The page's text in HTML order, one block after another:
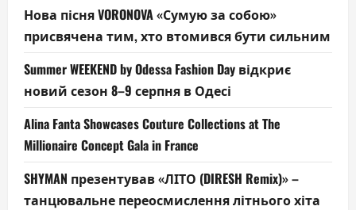
Нова пісня VORONOVA «Сумую за собою»
присвячена тим, хто втомився бути сильним
Summer WEEKEND by Odessa Fashion Day відкриє
новий сезон 8–9 серпня в Одесі
Alina Fanta Showcases Couture Collections at The
Millionaire Concept Gala in France
SHYMAN презентував «ЛІТО (DIRESH Remix)» –
танцювальне переосмислення літнього хіта